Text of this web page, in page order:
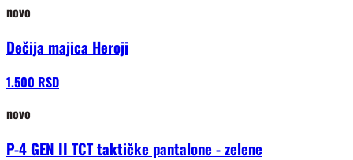
novo
Dečija majica Heroji
1.500 RSD
novo
P-4 GEN II TCT taktičke pantalone - zelene